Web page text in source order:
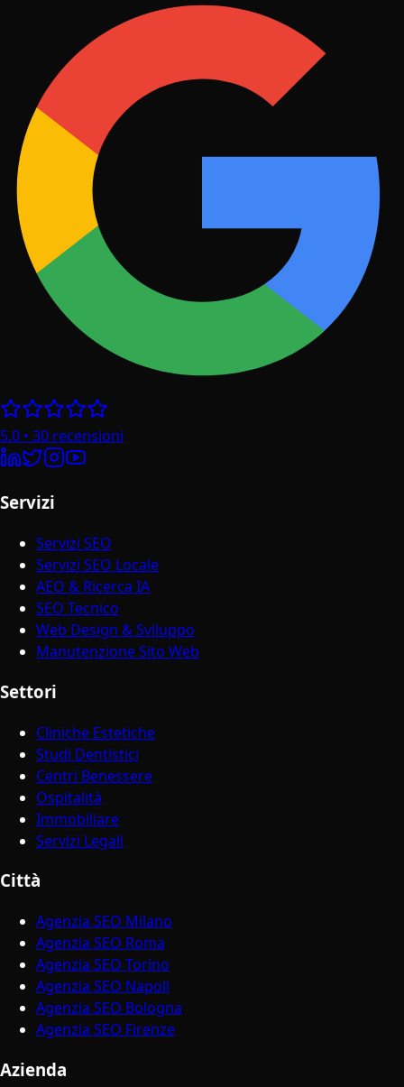
5.0 • 30 recensioni
Servizi
Servizi SEO
Servizi SEO Locale
AEO & Ricerca IA
SEO Tecnico
Web Design & Sviluppo
Manutenzione Sito Web
Settori
Cliniche Estetiche
Studi Dentistici
Centri Benessere
Ospitalità
Immobiliare
Servizi Legali
Città
Agenzia SEO Milano
Agenzia SEO Roma
Agenzia SEO Torino
Agenzia SEO Napoli
Agenzia SEO Bologna
Agenzia SEO Firenze
Azienda